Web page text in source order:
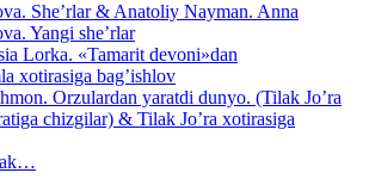
She’rlar & Anatoliy Nayman. Anna
Yangi she’rlar
Lorka. «Tamarit devoni»dan
xotirasiga bag’ishlov
Orzulardan yaratdi dunyo. (Tilak Jo’ra
chizgilar) & Tilak Jo’ra xotirasiga